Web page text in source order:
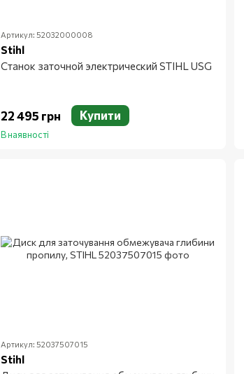
Артикул: 52032000008
Stihl
Станок заточной электрический STIHL USG
22 495 грн Купити
В наявності
Артикул: 52037507015
Stihl